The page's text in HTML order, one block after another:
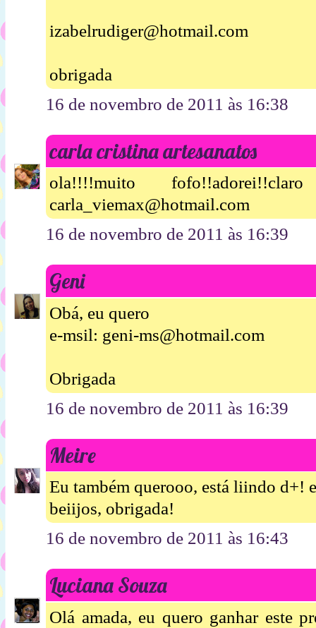
izabelrudiger@hotmail.com
obrigada
16 de novembro de 2011 às 16:38
carla cristina artesanatos
ola!!!!muito
carla_viemax@hotmail.com
16 de novembro de 2011 às 16:39
Geni
Obá, eu quero
e-msil: geni-ms@hotmail.com
Obrigada
16 de novembro de 2011 às 16:39
Meire
Eu também querooo, está liindo d+!
beiijos, obrigada!
16 de novembro de 2011 às 16:43
Luciana Souza
Olá amada, eu quero ganhar este